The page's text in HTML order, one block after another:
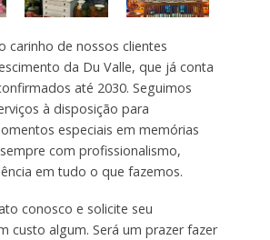
carinho de nossos clientes
da Du Valle, que já conta
até 2030. Seguimos
à disposição para
especiais em memórias
com profissionalismo,
em tudo o que fazemos.
conosco e solicite seu
custo algum. Será um prazer fazer